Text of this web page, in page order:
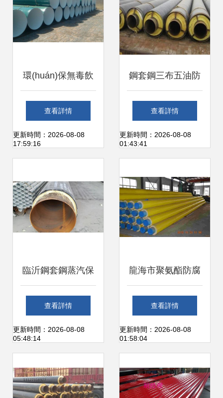
環(huán)保無毒飲
水防腐管道 安全飲
水的重要保障
查看詳情
更新時間：2026-08-08
17:59:16
鋼套鋼三布五油防
腐蒸汽保溫管管件
關(guān)鍵構(gòu)
查看詳情
更新時間：2026-08-08
01:43:41
臨沂鋼套鋼蒸汽保
溫管與管件 專業
(yè)保溫工程的核
查看詳情
更新時間：2026-08-08
05:48:14
龍海市聚氨酯防腐
保溫管 防腐保溫管
道的高效解決方案
查看詳情
更新時間：2026-08-08
01:58:04